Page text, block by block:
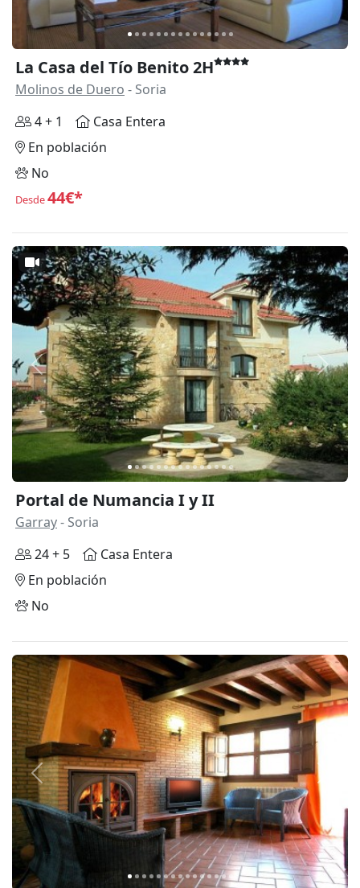
La Casa del Tío Benito 2H
Molinos de Duero - Soria
4 + 1
Casa Entera
En población
No
Desde44€*
Anterior
Portal de Numancia I y II
Garray- Soria
24 + 5
Casa Entera
En población
No
Anterior